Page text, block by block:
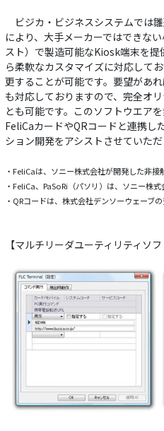
ビジカ・ビジネスシステムでは
により、大手メーカーではできな
スト）で製造可能なKiosk端末を
ら柔軟なカスタマイズに対応して
更することが可能です。要望があ
も対応しておりますので、完全オ
とも可能です。このソフトウエア
FeliCaカードやQRコードと連携し
ション開発をアシストさせていただ
・FeliCaは、ソニー株式会社が開発した非接
・FeliCa、PaSoRi（パソリ）は、ソニー株式
・QRコードは、株式会社デンソーウェーブの
【マルチリーダユーティリティソフ